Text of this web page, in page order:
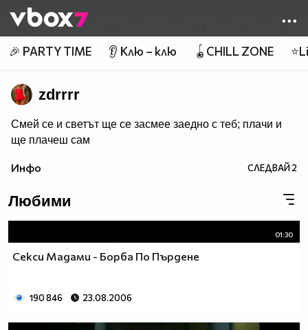
👾
🎉 PARTY TIME 👂 Клю – клю 🪀CHILL ZONE
zdrrrr
Смей се и светът ще се засмее заедно с теб; плачи и
ще плачеш сам
Инфо СЛЕДВАЙ2
Любими
01:30
Секси Мадами - Борба По Пърдене
190 846 23.08.2006